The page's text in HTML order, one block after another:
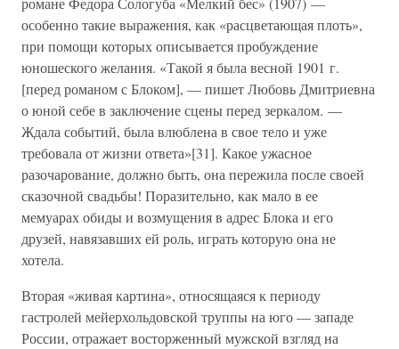
особенно такие выражения, как «расцветающая плоть»,
при помощи которых описывается пробуждение
юношеского желания. «Такой я была весной 1901 г.
[перед романом с Блоком], — пишет Любовь Дмитриевна
о юной себе в заключение сцены перед зеркалом. —
Ждала событий, была влюблена в свое тело и уже
требовала от жизни ответа»[31]. Какое ужасное
разочарование, должно быть, она пережила после своей
сказочной свадьбы! Поразительно, как мало в ее
мемуарах обиды и возмущения в адрес Блока и его
друзей, навязавших ей роль, играть которую она не
хотела.
Вторая «живая картина», относящаяся к периоду
гастролей мейерхольдовской труппы на юго — западе
России, отражает восторженный мужской взгляд на